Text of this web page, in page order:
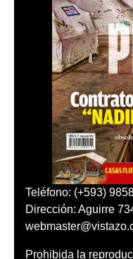
Teléfono: (+593)
Dirección: Aguirre
Prohibida la